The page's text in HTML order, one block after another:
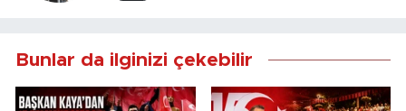
Bunlar da ilginizi çekebilir